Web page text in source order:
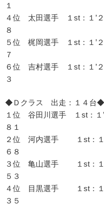
１
４位 太田選手 １st：１’
８
５位 梶岡選手 １st：１’
７
６位 吉村選手 １st：１’
３
◆Ｄクラス 出走：１４台◆
１位 谷田川選手 １st：１
８１
２位 河内選手 １st：１’
６８
３位 亀山選手 １st：１’
５３
４位 目黒選手 １st：１’
３５